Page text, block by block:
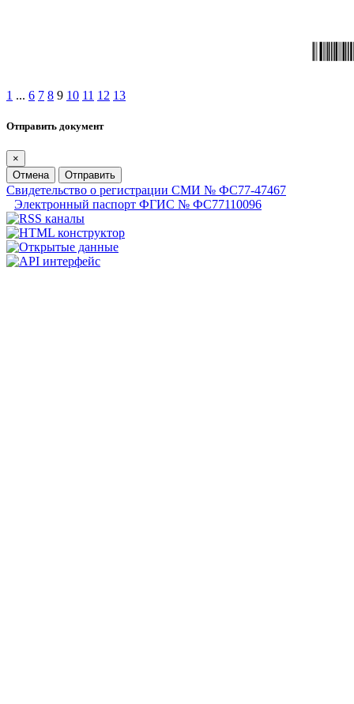
1 ... 6 7 8 9 10 11 12 13
Отправить документ
×
Отмена
Отправить
Свидетельство о регистрации СМИ № ФС77-47467
Электронный паспорт ФГИС № ФС77110096